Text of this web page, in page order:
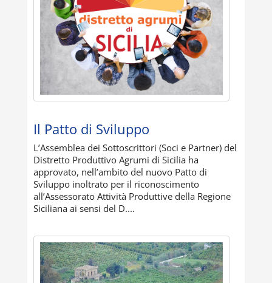
Il Patto di Sviluppo
L’Assemblea dei Sottoscrittori (Soci e Partner) del
Distretto Produttivo Agrumi di Sicilia ha
approvato, nell’ambito del nuovo Patto di
Sviluppo inoltrato per il riconoscimento
all’Assessorato Attività Produttive della Regione
Siciliana ai sensi del D....